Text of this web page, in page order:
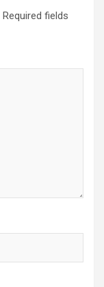
Required fields